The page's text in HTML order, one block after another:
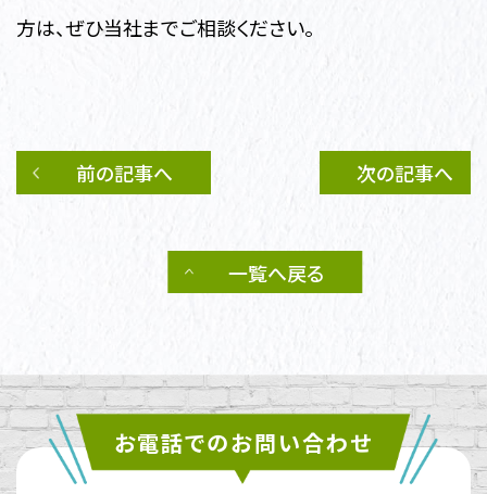
方は、ぜひ当社までご相談ください。
前の記事へ
一覧へ戻る
次の記事へ
お電話でのお問い合わせ